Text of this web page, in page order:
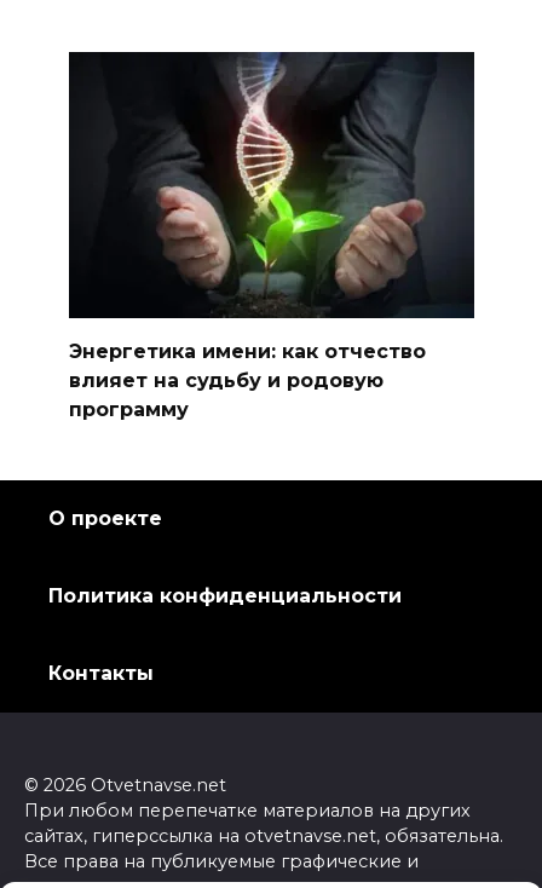
Энергетика имени: как отчество
влияет на судьбу и родовую
программу
О проекте
Политика конфиденциальности
Контакты
© 2026 Otvetnavse.net
При любом перепечатке материалов на других
сайтах, гиперссылка на otvetnavse.net, обязательна.
Все права на публикуемые графические и